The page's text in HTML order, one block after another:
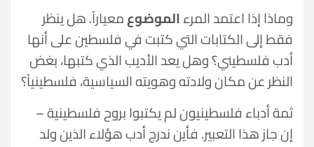
وماذا إذا اعتمد المرءالموضوعمعياراً. هل ينظر
فقط إلى الكتابات التي كتبت في فلسطين على أنها
أدب فلسطيني؟ وهل يعد الأديب الذي كتبها، بغض
النظر عن مكان ولادته وهويته السياسية، فلسطينياً؟
ثمة أدباء فلسطينيون لم يكتبوا بروح فلسطينية –
إن جاز هذا التعبير. فأين ندرج أدب هؤلاء الذين ولد